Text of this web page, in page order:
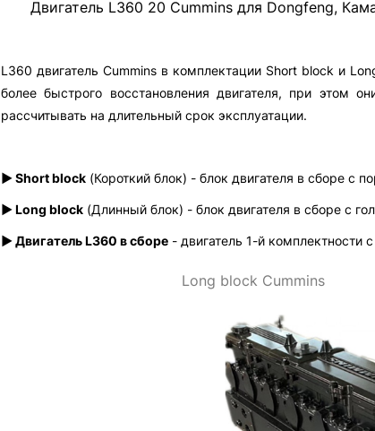
Двигатель L360 20 Cummins для Dongfeng,
L360 двигатель Cummins в комплектации Short block и
более быстрого восстановления двигателя, при этом
рассчитывать на длительный срок эксплуатации.
► Short block (Короткий блок) - блок двигателя в сборе с
► Long block (Длинный блок) - блок двигателя в сборе с
► Двигатель L360 в сборе - двигатель 1-й комплектности
Long block Cummins